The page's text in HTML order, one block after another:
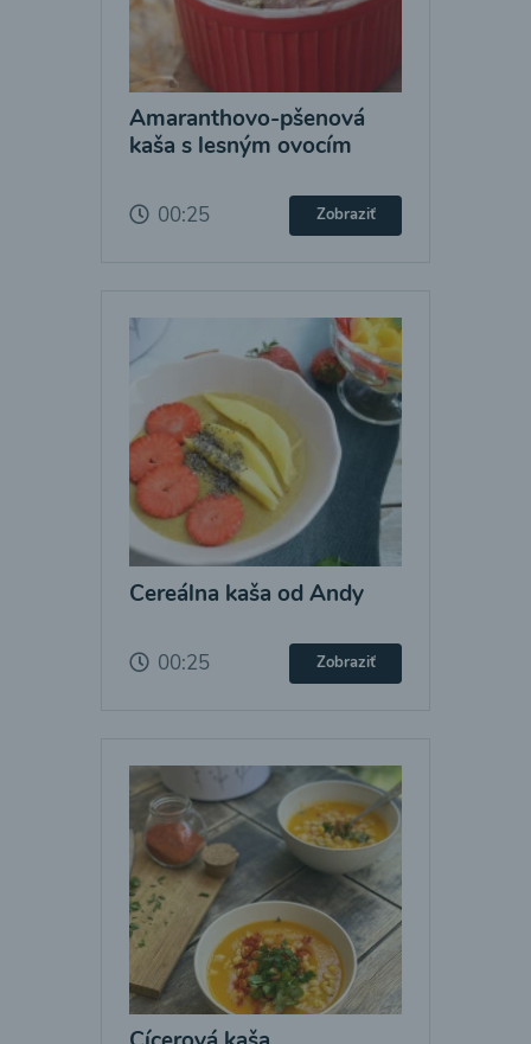
Amaranthovo-pšenová
kaša s lesným ovocím
00:25 Zobraziť
Cereálna kaša od Andy
00:25 Zobraziť